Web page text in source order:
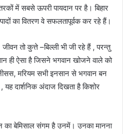
में सबसे ऊपरी पायदान पर है। बिहार
का वितरण वे सफलतापूर्वक कर रहे हैं।
तो कुत्ते –बिल्ली भी जी रहे हैं , परन्तु
ही ऐसा है जिसने भगवान खोजने वाले को
जीसस, मरियम सभी इनसान से भगवान बन
दार्शनिक अंदाज दिखता है किशोर
बेमिसाल संगम है उनमें। उनका मानना